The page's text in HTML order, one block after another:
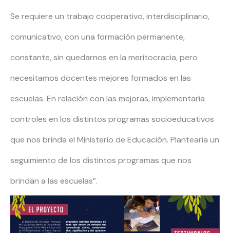
Se requiere un trabajo cooperativo, interdisciplinario,
comunicativo, con una formación permanente,
constante, sin quedarnos en la meritocracia, pero
necesitamos docentes mejores formados en las
escuelas. En relación con las mejoras, implementaría
controles en los distintos programas socioeducativos
que nos brinda el Ministerio de Educación. Plantearía un
seguimiento de los distintos programas que nos
brindan a las escuelas”.